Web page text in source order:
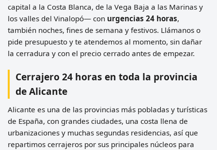
capital a la Costa Blanca, de la Vega Baja a las Marinas y
los valles del Vinalopó— con urgencias 24 horas,
también noches, fines de semana y festivos. Llámanos o
pide presupuesto y te atendemos al momento, sin dañar
la cerradura y con el precio cerrado antes de empezar.
Cerrajero 24 horas en toda la provincia
de Alicante
Alicante es una de las provincias más pobladas y turísticas
de España, con grandes ciudades, una costa llena de
urbanizaciones y muchas segundas residencias, así que
repartimos cerrajeros por sus principales núcleos para